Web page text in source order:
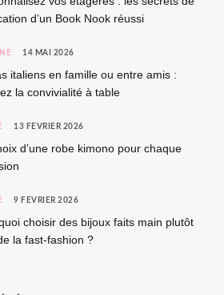
d’un Book Nook réussi
14 MAI 2026
italiens en famille ou entre amis :
la convivialité à table
13 FÉVRIER 2026
d’une robe kimono pour chaque
9 FÉVRIER 2026
choisir des bijoux faits main plutôt
la fast-fashion ?